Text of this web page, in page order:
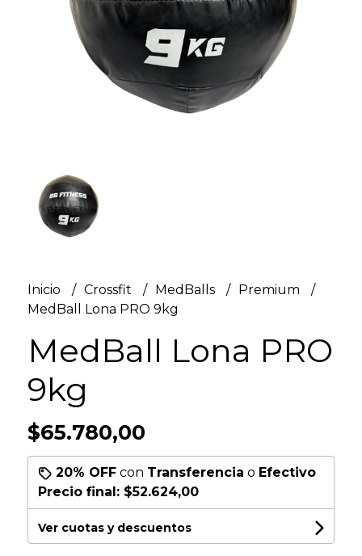
Inicio Crossfit MedBalls
Premium
MedBall Lona PRO 9kg
MedBall Lona PRO
9kg
$65.780,00
20% OFFcon Transferencia o Efectivo
Precio final: $52.624,00
Ver cuotas y descuentos